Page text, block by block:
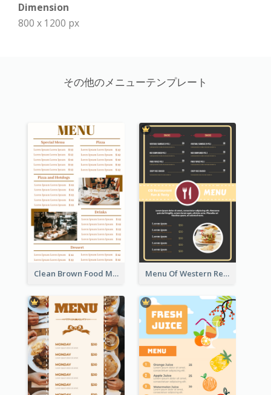
Dimension
800 x 1200 px
その他のメニューテンプレート
Clean Brown Food Menu Design Inspiration Menu Of Western Restaurant In Simple Layout